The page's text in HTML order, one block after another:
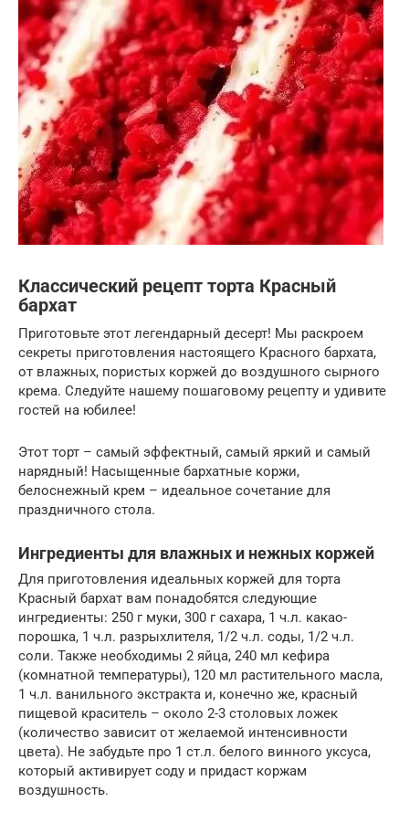
Классический рецепт торта Красный
бархат
Приготовьте этот легендарный десерт! Мы раскроем
секреты приготовления настоящего Красного бархата,
от влажных, пористых коржей до воздушного сырного
крема. Следуйте нашему пошаговому рецепту и удивите
гостей на юбилее!
Этот торт – самый эффектный, самый яркий и самый
нарядный! Насыщенные бархатные коржи,
белоснежный крем – идеальное сочетание для
праздничного стола.
Ингредиенты для влажных и нежных коржей
Для приготовления идеальных коржей для торта
Красный бархат вам понадобятся следующие
ингредиенты: 250 г муки, 300 г сахара, 1 ч.л. какао-
порошка, 1 ч.л. разрыхлителя, 1/2 ч.л. соды, 1/2 ч.л.
соли. Также необходимы 2 яйца, 240 мл кефира
(комнатной температуры), 120 мл растительного масла,
1 ч.л. ванильного экстракта и, конечно же, красный
пищевой краситель – около 2-3 столовых ложек
(количество зависит от желаемой интенсивности
цвета). Не забудьте про 1 ст.л. белого винного уксуса,
который активирует соду и придаст коржам
воздушность.